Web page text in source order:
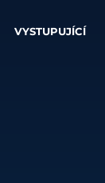
VYSTUPUJÍCÍ